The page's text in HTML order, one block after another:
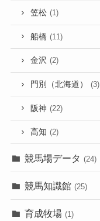
笠松 (1)
船橋 (11)
金沢 (2)
門別（北海道） (3)
阪神 (22)
高知 (2)
競馬場データ (24)
競馬知識館 (25)
育成牧場 (1)